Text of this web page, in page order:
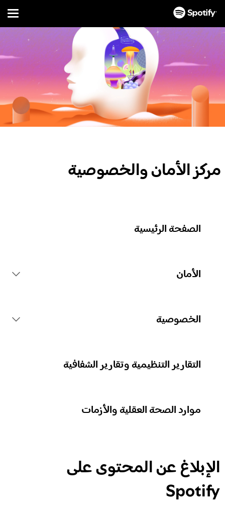
تخطَّ
إلى
المحتوى
مركز الأمان والخصوصية
الصفحة الرئيسية
الأمان
نزاهة العملية الانتخابية في Spotify
نهجنا في التعامل مع المحتوى الخطر والاحتيالي
الخصوصية
معرفة المزيد عن الخصوصية
التقارير التنظيمية وتقارير الشفافية
موارد الصحة العقلية والأزمات
الإبلاغ عن المحتوى على
Spotify